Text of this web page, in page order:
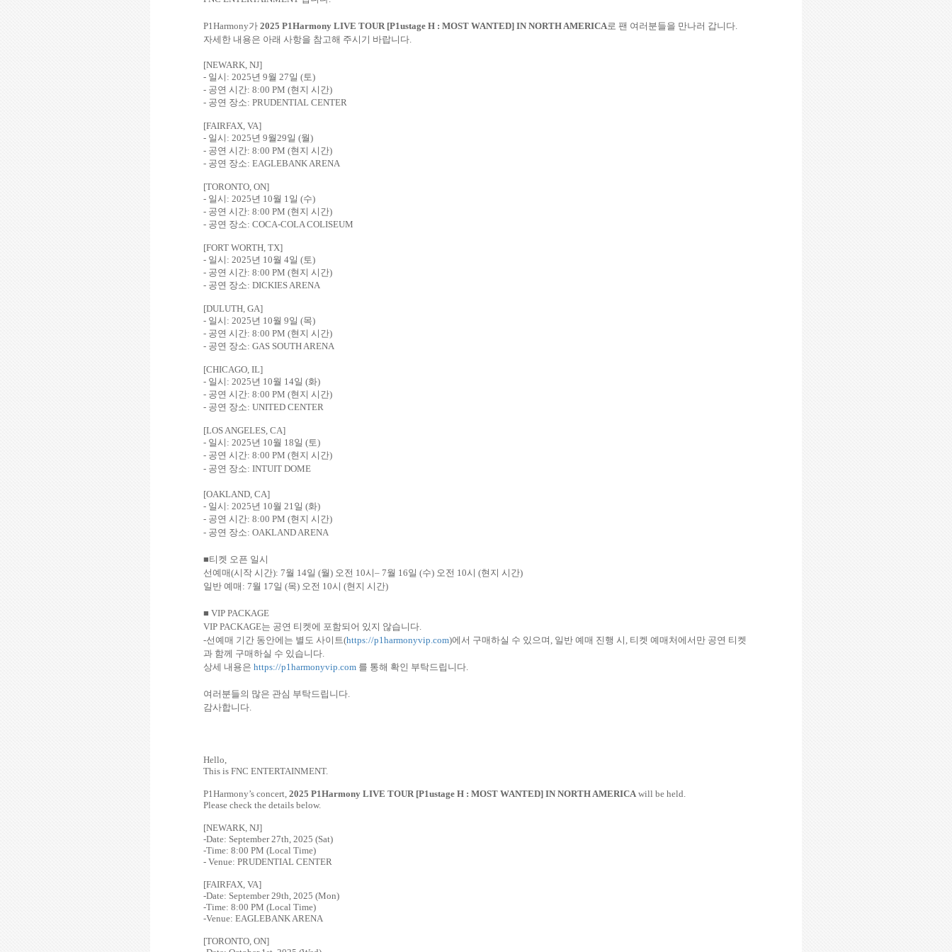
P1Harmony가 2025 P1Harmony LIVE TOUR [P1ustage H : MOST WANTED] IN NORTH AMERICA로 팬 여러분들을 만나러 갑니다.
자세한 내용은 아래 사항을 참고해 주시기 바랍니다.
[NEWARK, NJ]
- 일시 : 2025년 9월 27일 (토)
- 공연 시간: 8:00 PM (현지 시간)
- 공연 장소: PRUDENTIAL CENTER
[FAIRFAX, VA]
- 일시 : 2025년 9월29일 (월)
- 공연 시간: 8:00 PM (현지 시간)
- 공연 장소: EAGLEBANK ARENA
[TORONTO, ON]
- 일시 : 2025년 10월 1일 (수)
- 공연 시간: 8:00 PM (현지 시간)
- 공연 장소: COCA-COLA COLISEUM
[FORT WORTH, TX]
- 일시 : 2025년 10월 4일 (토)
- 공연 시간: 8:00 PM (현지 시간)
- 공연 장소: DICKIES ARENA
[DULUTH, GA]
- 일시 : 2025년 10월 9일 (목)
- 공연 시간: 8:00 PM (현지 시간)
- 공연 장소: GAS SOUTH ARENA
[CHICAGO, IL]
- 일시 : 2025년 10월 14일 (화)
- 공연 시간: 8:00 PM (현지 시간)
- 공연 장소: UNITED CENTER
[LOS ANGELES, CA]
- 일시 : 2025년 10월 18일 (토)
- 공연 시간: 8:00 PM (현지 시간)
- 공연 장소: INTUIT DOME
[OAKLAND, CA]
- 일시 : 2025년 10월 21일 (화)
- 공연 시간: 8:00 PM (현지 시간)
- 공연 장소: OAKLAND ARENA
■티켓 오픈 일시
선예매(시작 시간): 7월 14일 (월) 오전 10시– 7월 16일 (수) 오전 10시 (현지 시간)
일반 예매 : 7월 17일 (목) 오전 10시 (현지 시간)
■ VIP PACKAGE
VIP PACKAGE는 공연 티켓에 포함되어 있지 않습니다.
-선예매 기간 동안에는 별도 사이트(https://p1harmonyvip.com)에서 구매하실 수 있으며 , 일반 예매 진행 시 , 티켓 예매처에서만 공연 티켓
과 함께 구매하실 수 있습니다.
상세 내용은 https://p1harmonyvip.com 를 통해 확인 부탁드립니다.
여러분들의 많은 관심 부탁드립니다.
감사합니다.
Hello,
This is FNC ENTERTAINMENT.
P1Harmony’s concert, 2025 P1Harmony LIVE TOUR [P1ustage H : MOST WANTED] IN NORTH AMERICA will be held.
Please check the details below.
[NEWARK, NJ]
-Date: September 27th, 2025 (Sat)
-Time: 8:00 PM (Local Time)
- Venue: PRUDENTIAL CENTER
[FAIRFAX, VA]
-Date: September 29th, 2025 (Mon)
-Time: 8:00 PM (Local Time)
-Venue: EAGLEBANK ARENA
[TORONTO, ON]